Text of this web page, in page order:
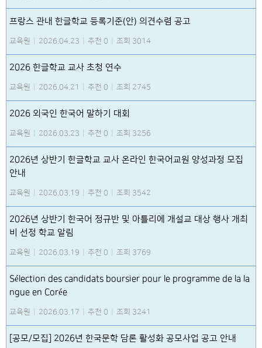
프랑스 관내 한글학교 등록기준(안) 의견수렴 공고
교육원 2026.04.23 추천 0 조회 3014
2026 한글학교 교사 초청 연수
교육원 2026.04.21 추천 0 조회 2745
2026 외국인 한국어 말하기 대회
교육원 2026.03.23 추천 0 조회 3256
2026년 상반기 한글학교 교사 온라인 한국어교원 양성과정 모집
안내
교육원 2026.03.19 추천 0 조회 3542
2026년 상반기 한국어 정규반 및 아틀리에 개설교 대상 행사 개최
비 선정 학교 알림
교육원 2026.03.19 추천 0 조회 3769
Sélection des candidats boursier pour le programme de la la
ngue en Corée
교육원 2026.03.17 추천 0 조회 3241
[공모/모집] 2026년 한국문학 담론 활성화 공모사업 공고 안내